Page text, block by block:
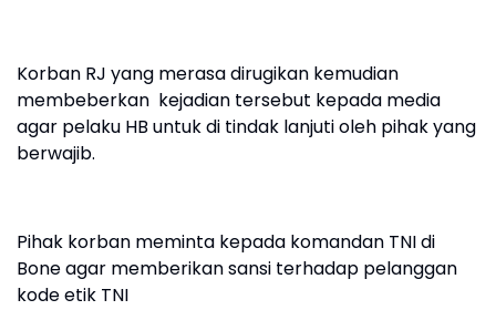
Korban RJ yang merasa dirugikan kemudian
membeberkan kejadian tersebut kepada media
agar pelaku HB untuk di tindak lanjuti oleh pihak yang
berwajib.
Pihak korban meminta kepada komandan TNI di
Bone agar memberikan sansi terhadap pelanggan
kode etik TNI